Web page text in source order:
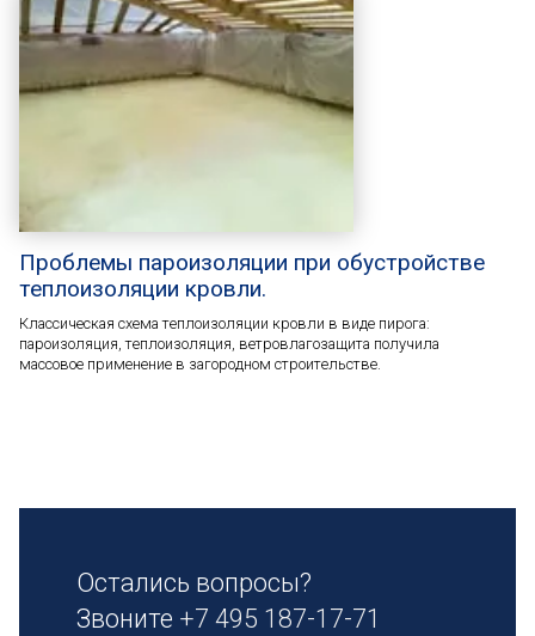
Проблемы пароизоляции при обустройстве
теплоизоляции кровли.
Классическая схема теплоизоляции кровли в виде пирога:
пароизоляция, теплоизоляция, ветровлагозащита получила
массовое применение в загородном строительстве.
Остались вопросы?
Звоните +7 495 187-17-71